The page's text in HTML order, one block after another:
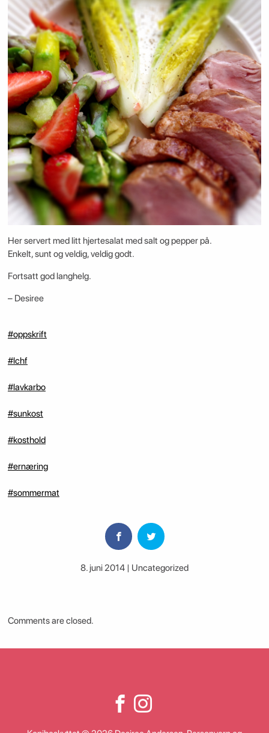
Her servert med litt hjertesalat med salt og pepper på.
Enkelt, sunt og veldig, veldig godt.
Fortsatt god langhelg.
– Desiree
#oppskrift
#lchf
#lavkarbo
#sunkost
#kosthold
#ernæring
#sommermat
8. juni 2014 | Uncategorized
Comments are closed.